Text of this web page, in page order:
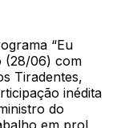
“Eu
(28/06) com
Tiradentes,
inédita
do